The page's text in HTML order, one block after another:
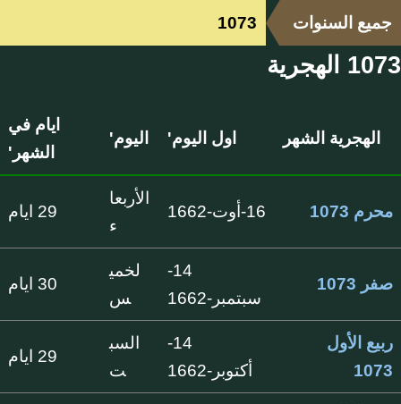
جميع السنوات 1073
1073 الهجرية
الهجرية الشهر اول اليوم' اليوم'
ايام في
الشهر'
محرم 1073 16-أوت-1662
الأربعا
ء
29 ايام
صفر 1073
14-
سبتمبر-1662
لخمي
س
30 ايام
ربيع الأول
1073
14-
أكتوبر-1662
السب
ت
29 ايام